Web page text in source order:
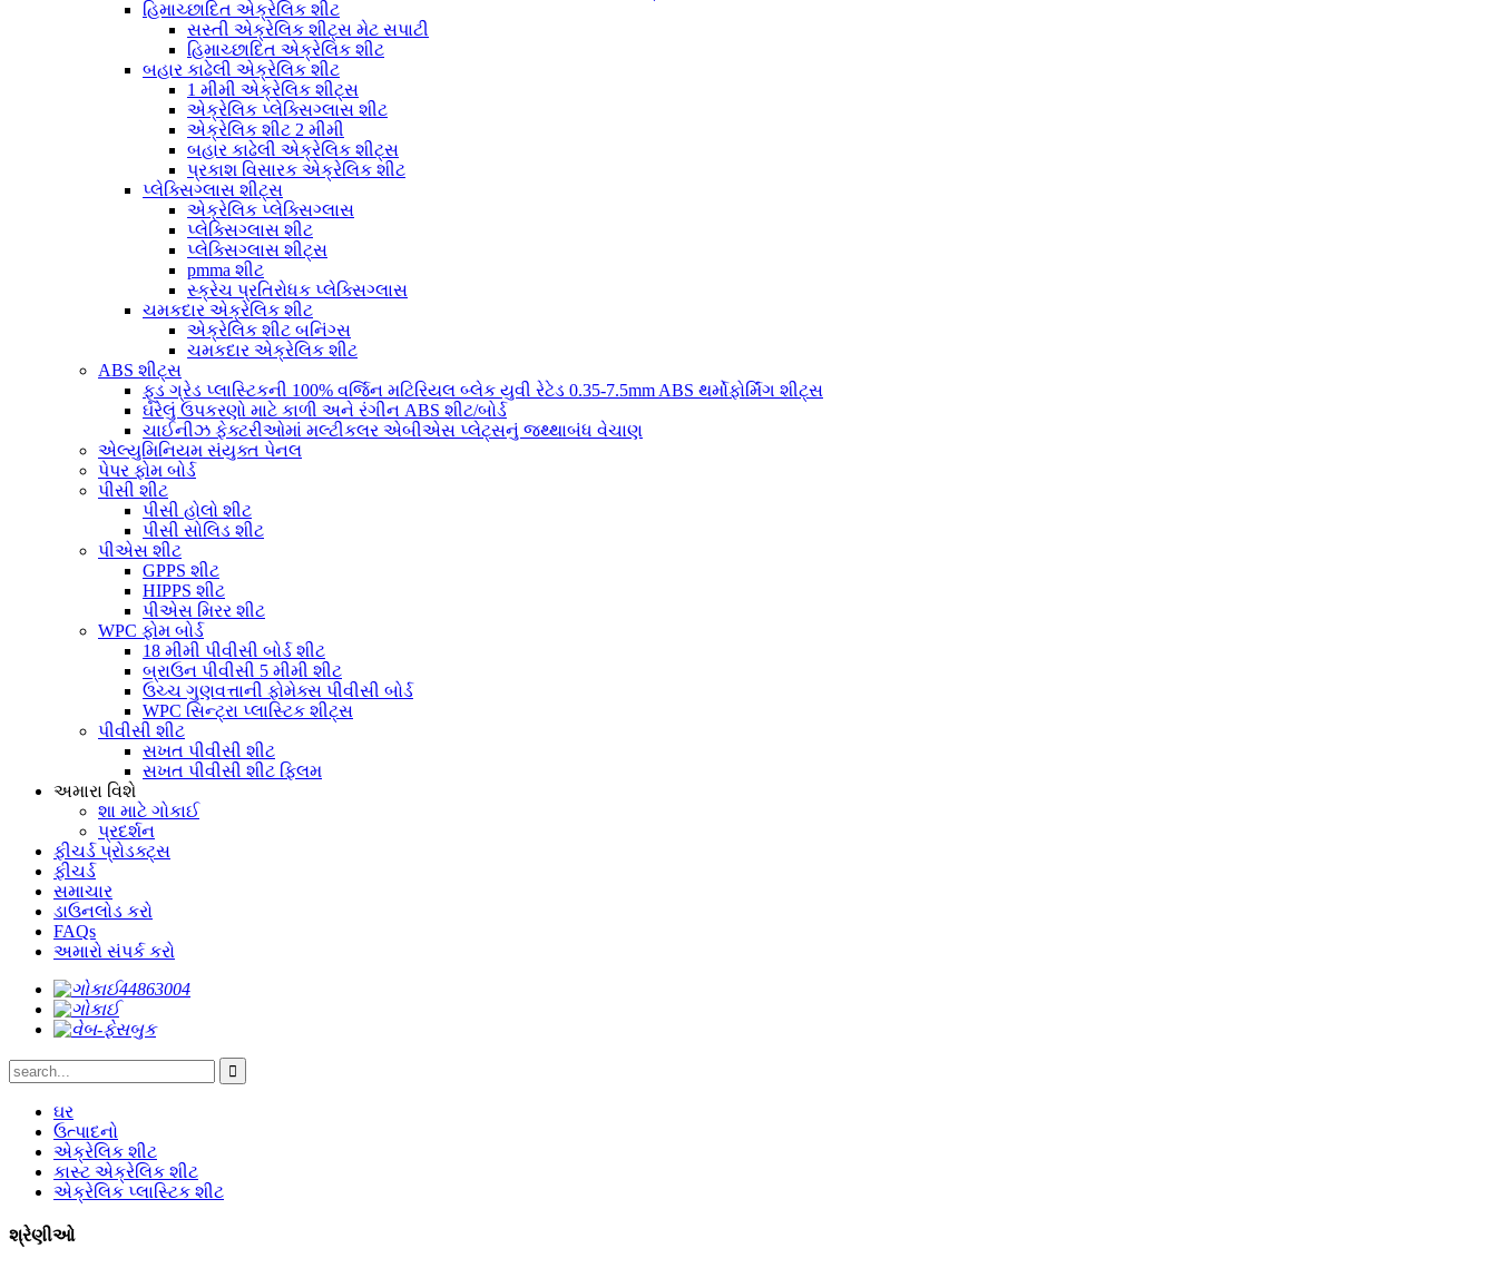
હિમાચ્છાદિત એક્રેલિક શીટ
સસ્તી એક્રેલિક શીટ્સ મેટ સપાટી
હિમાચ્છાદિત એક્રેલિક શીટ
બહાર કાઢેલી એક્રેલિક શીટ
1 મીમી એક્રેલિક શીટ્સ
એક્રેલિક પ્લેક્સિગ્લાસ શીટ
એક્રેલિક શીટ 2 મીમી
બહાર કાઢેલી એક્રેલિક શીટ્સ
પ્રકાશ વિસારક એક્રેલિક શીટ
પ્લેક્સિગ્લાસ શીટ્સ
એક્રેલિક પ્લેક્સિગ્લાસ
પ્લેક્સિગ્લાસ શીટ
પ્લેક્સિગ્લાસ શીટ્સ
pmma શીટ
સ્ક્રેચ પ્રતિરોધક પ્લેક્સિગ્લાસ
ચમકદાર એક્રેલિક શીટ
એક્રેલિક શીટ બનિંગ્સ
ચમકદાર એક્રેલિક શીટ
ABS શીટ્સ
ફૂડ ગ્રેડ પ્લાસ્ટિકની 100% વર્જિન મટિરિયલ બ્લેક યુવી રેટેડ 0.35-7.5mm ABS થર્મોફોર્મિંગ શીટ્સ
ઘરેલું ઉપકરણો માટે કાળી અને રંગીન ABS શીટ/બોર્ડ
ચાઈનીઝ ફેક્ટરીઓમાં મલ્ટીકલર એબીએસ પ્લેટ્સનું જથ્થાબંધ વેચાણ
એલ્યુમિનિયમ સંયુક્ત પેનલ
પેપર ફોમ બોર્ડ
પીસી શીટ
પીસી હોલો શીટ
પીસી સોલિડ શીટ
પીએસ શીટ
GPPS શીટ
HIPPS શીટ
પીએસ મિરર શીટ
WPC ફોમ બોર્ડ
18 મીમી પીવીસી બોર્ડ શીટ
બ્રાઉન પીવીસી 5 મીમી શીટ
ઉચ્ચ ગુણવત્તાની ફોમેક્સ પીવીસી બોર્ડ
WPC સિન્ટ્રા પ્લાસ્ટિક શીટ્સ
પીવીસી શીટ
સખત પીવીસી શીટ
સખત પીવીસી શીટ ફ્લિમ
અમારા વિશે
શા માટે ગોકાઈ
પ્રદર્શન
ફીચર્ડ પ્રોડક્ટ્સ
ફીચર્ડ
સમાચાર
ડાઉનલોડ કરો
FAQs
અમારો સંપર્ક કરો
ઘર
ઉત્પાદનો
એક્રેલિક શીટ
કાસ્ટ એક્રેલિક શીટ
એક્રેલિક પ્લાસ્ટિક શીટ
શ્રેણીઓ